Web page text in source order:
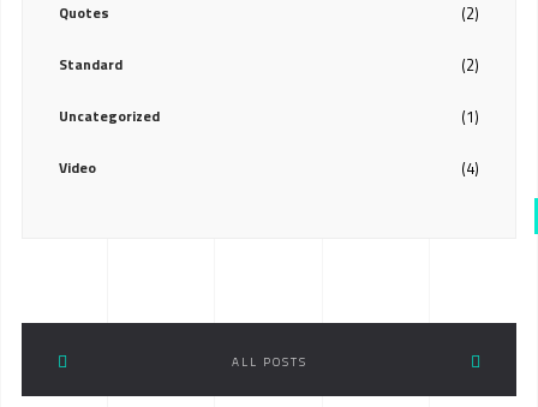
Quotes (2)
Standard (2)
Uncategorized (1)
Video (4)
ALL POSTS